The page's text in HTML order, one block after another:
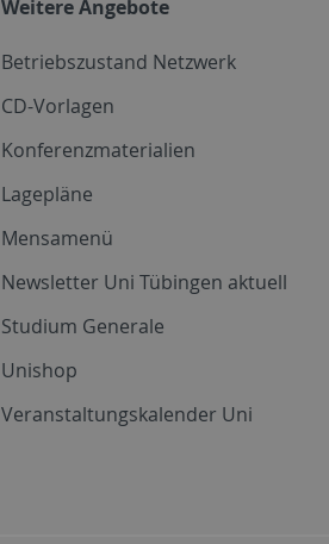
Weitere Angebote
Betriebszustand Netzwerk
CD-Vorlagen
Konferenzmaterialien
Lagepläne
Mensamenü
Newsletter Uni Tübingen aktuell
Studium Generale
Unishop
Veranstaltungskalender Uni